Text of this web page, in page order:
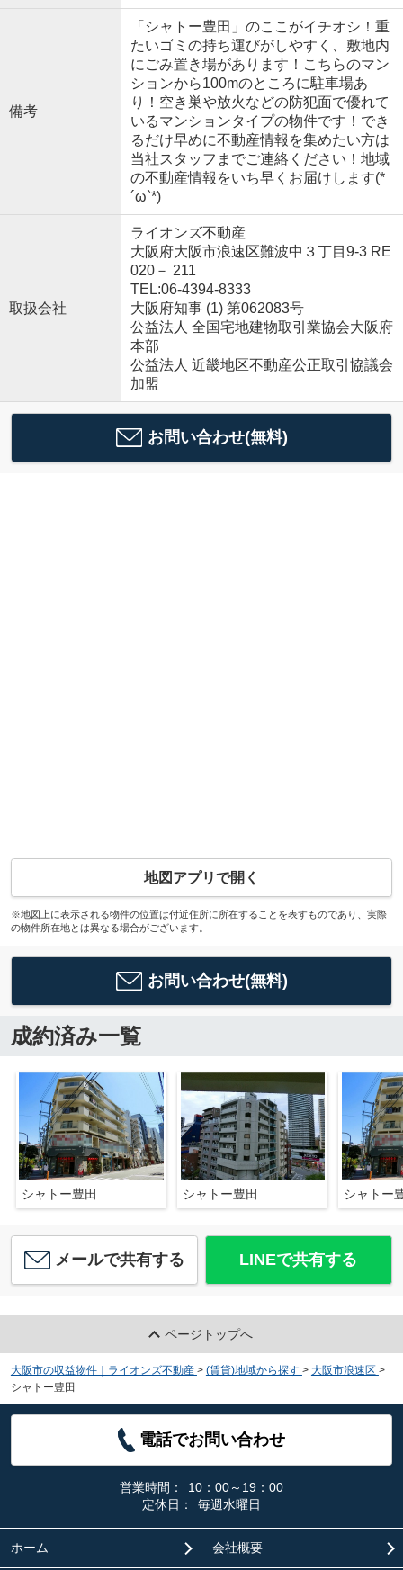
備考
「シャトー豊田」のここがイチオシ！重
たいゴミの持ち運びがしやすく、敷地内
にごみ置き場があります！こちらのマン
ションから100mのところに駐車場あ
り！空き巣や放火などの防犯面で優れて
いるマンションタイプの物件です！でき
るだけ早めに不動産情報を集めたい方は
当社スタッフまでご連絡ください！地域
の不動産情報をいち早くお届けします(*
´ω`*)
取扱会社
ライオンズ不動産
大阪府大阪市浪速区難波中３丁目9-3 RE
020－ 211
TEL:06-4394-8333
大阪府知事 (1) 第062083号
公益法人 全国宅地建物取引業協会大阪府
本部
公益法人 近畿地区不動産公正取引協議会
加盟
お問い合わせ(無料)
地図アプリで開く
※地図上に表示される物件の位置は付近住所に所在することを表すものであり、実際
の物件所在地とは異なる場合がございます。
お問い合わせ(無料)
成約済み一覧
シャトー豊田 シャトー豊田 シャトー
メールで共有する LINEで共有する
ページトップへ
大阪市の収益物件｜ライオンズ不動産 > (賃貸)地域から探す > 大阪市浪速区 >
シャトー豊田
電話でお問い合わせ
営業時間：
10：00～19：00
定休日：
毎週水曜日
ホーム 会社概要